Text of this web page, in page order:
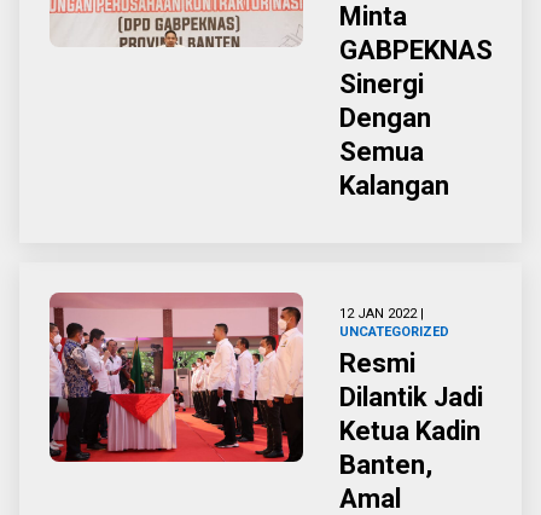
Minta
GABPEKNAS
Sinergi
Dengan
Semua
Kalangan
12 JAN 2022 |
UNCATEGORIZED
Resmi
Dilantik Jadi
Ketua Kadin
Banten,
Amal